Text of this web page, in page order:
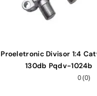
Proeletronic Divisor 1:4
130db Pqdv-1024b
0(0)